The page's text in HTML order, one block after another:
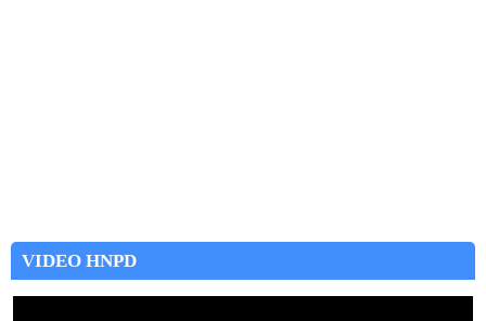
VIDEO HNPD